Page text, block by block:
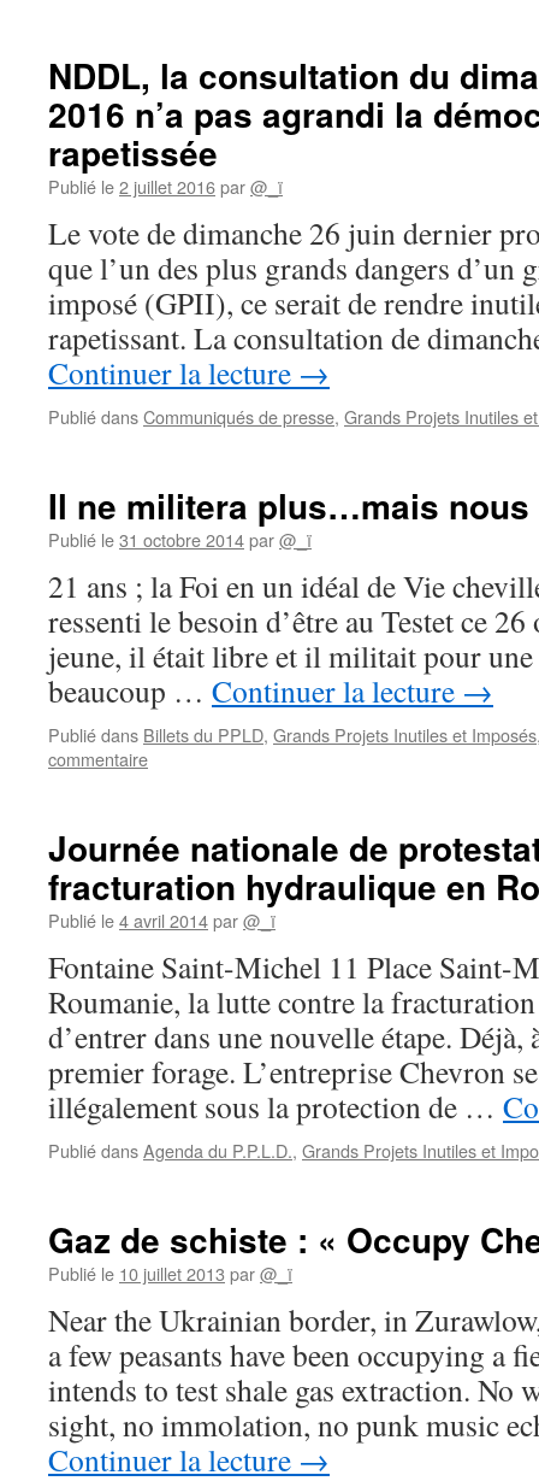
NDDL, la consultation du
2016 n’a pas agrandi la
rapetissée
Publié le2 juillet 2016par@_ï
Le vote de dimanche 26 juin dernier
que l’un des plus grands dangers
imposé (GPII), ce serait de rendre
rapetissant. La consultation de
Continuer la lecture →
Publié dansCommuniqués de presse, Grands Projets Inutiles
Il ne militera plus…mais
Publié le31 octobre 2014par@_ï
21 ans ; la Foi en un idéal de Vie
ressenti le besoin d’être au Testet ce
jeune, il était libre et il militait pour une
beaucoup … Continuer la lecture →
Publié dans Billets du PPLD, Grands Projets Inutiles et Imposés
commentaire
Journée nationale de
fracturation hydraulique en
Publié le4 avril 2014par@_ï
Fontaine Saint-Michel 11 Place Saint-
Roumanie, la lutte contre la
d’entrer dans une nouvelle étape. Déjà,
premier forage. L’entreprise Chevron
illégalement sous la protection de …
Publié dansAgenda du P.P.L.D., Grands Projets Inutiles et
Gaz de schiste : « Occupy
Publié le 10 juillet 2013 par@_ï
Near the Ukrainian border, in
a few peasants have been occupying a
intends to test shale gas extraction. No
sight, no immolation, no punk music
Continuer la lecture →